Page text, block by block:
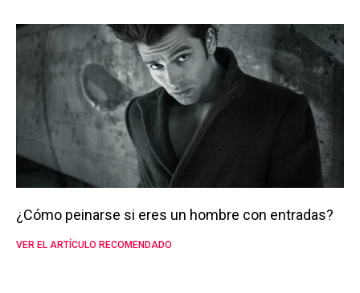
¿Cómo peinarse si eres un hombre con entradas?
VER EL ARTÍCULO RECOMENDADO